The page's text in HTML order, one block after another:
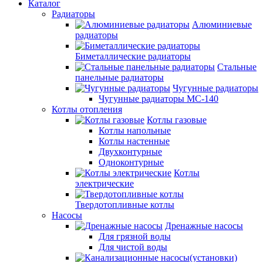
Каталог
Радиаторы
Алюминиевые
радиаторы
Биметаллические радиаторы
Стальные
панельные радиаторы
Чугунные радиаторы
Чугунные радиаторы МС-140
Котлы отопления
Котлы газовые
Котлы напольные
Котлы настенные
Двухконтурные
Одноконтурные
Котлы
электрические
Твердотопливные котлы
Насосы
Дренажные насосы
Для грязной воды
Для чистой воды